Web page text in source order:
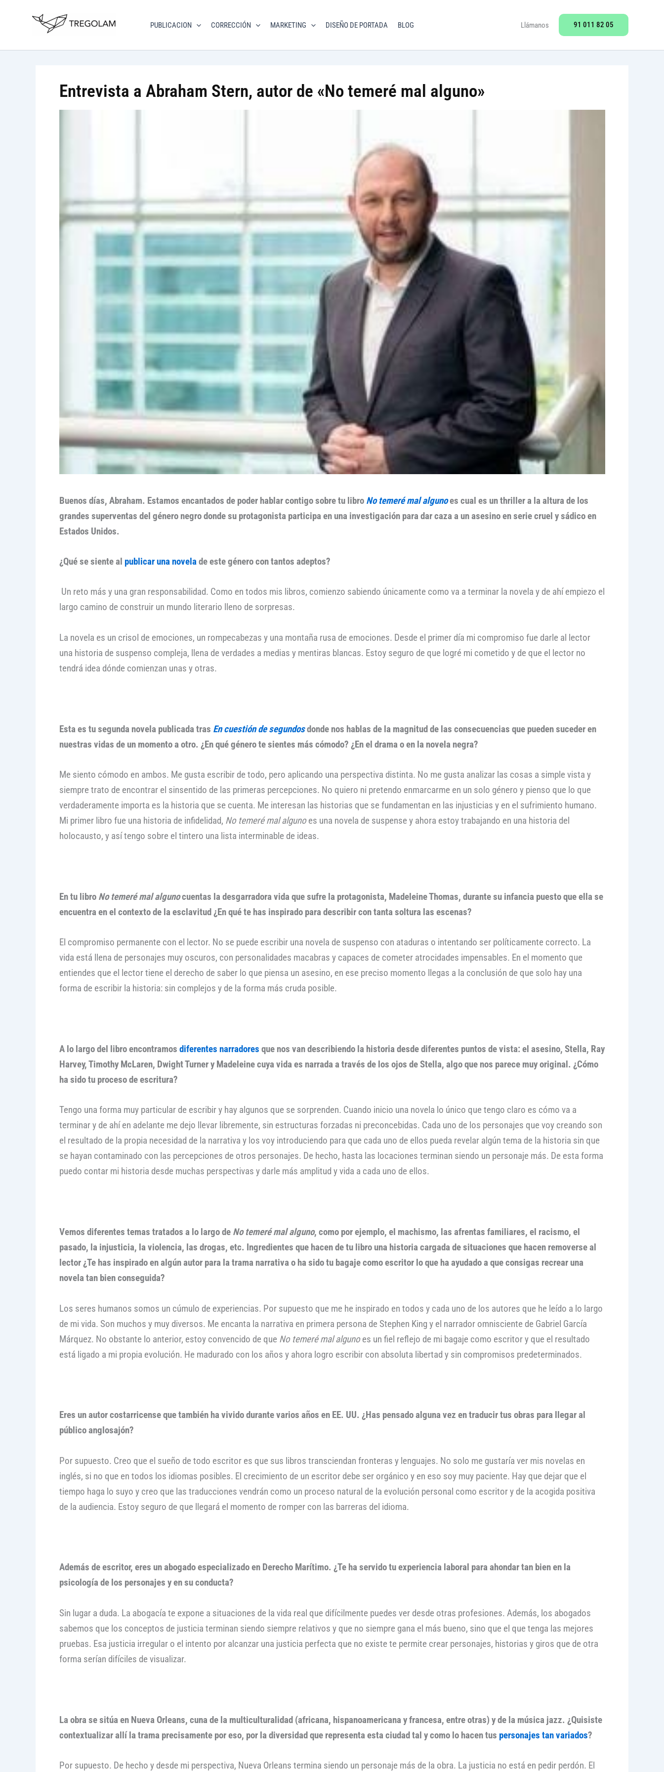
Visitar tregolam.com
PUBLICACION CORRECCIÓN MARKETING DISEÑO DE PORTADA BLOG Llámanos 91 011 82 05
Entrevista a Abraham Stern, autor de «No temeré mal alguno»
Buenos días, Abraham. Estamos encantados de poder hablar contigo sobre tu libro No temeré mal algunoes cual es un thriller a la altura de los
grandes superventas del género negro donde su protagonista participa en una investigación para dar caza a un asesino en serie cruel y sádico en
Estados Unidos.
¿Qué se siente al publicar una novelade este género con tantos adeptos?
Un reto más y una gran responsabilidad. Como en todos mis libros, comienzo sabiendo únicamente como va a terminar la novela y de ahí empiezo el
largo camino de construir un mundo literario lleno de sorpresas.
La novela es un crisol de emociones, un rompecabezas y una montaña rusa de emociones. Desde el primer día mi compromiso fue darle al lector
una historia de suspenso compleja, llena de verdades a medias y mentiras blancas. Estoy seguro de que logré mi cometido y de que el lector no
tendrá idea dónde comienzan unas y otras.
Esta es tu segunda novela publicada tras En cuestión de segundosdonde nos hablas de la magnitud de las consecuencias que pueden suceder en
nuestras vidas de un momento a otro. ¿En qué género te sientes más cómodo? ¿En el drama o en la novela negra?
Me siento cómodo en ambos. Me gusta escribir de todo, pero aplicando una perspectiva distinta. No me gusta analizar las cosas a simple vista y
siempre trato de encontrar el sinsentido de las primeras percepciones. No quiero ni pretendo enmarcarme en un solo género y pienso que lo que
verdaderamente importa es la historia que se cuenta. Me interesan las historias que se fundamentan en las injusticias y en el sufrimiento humano.
Mi primer libro fue una historia de infidelidad, No temeré mal algunoes una novela de suspense y ahora estoy trabajando en una historia del
holocausto, y así tengo sobre el tintero una lista interminable de ideas.
En tu libro No temeré mal algunocuentas la desgarradora vida que sufre la protagonista, Madeleine Thomas, durante su infancia puesto que ella se
encuentra en el contexto de la esclavitud ¿En qué te has inspirado para describir con tanta soltura las escenas?
El compromiso permanente con el lector. No se puede escribir una novela de suspenso con ataduras o intentando ser políticamente correcto. La
vida está llena de personajes muy oscuros, con personalidades macabras y capaces de cometer atrocidades impensables. En el momento que
entiendes que el lector tiene el derecho de saber lo que piensa un asesino, en ese preciso momento llegas a la conclusión de que solo hay una
forma de escribir la historia: sin complejos y de la forma más cruda posible.
A lo largo del libro encontramos diferentes narradores que nos van describiendo la historia desde diferentes puntos de vista: el asesino, Stella, Ray
Harvey,Timothy McLaren, Dwight Turnery Madeleine cuya vida es narrada a través de los ojos de Stella, algo que nos parece muy original. ¿Cómo
ha sido tu proceso de escritura?
Tengo una forma muy particular de escribir y hay algunos que se sorprenden. Cuando inicio una novela lo único que tengo claro es cómo va a
terminar y de ahí en adelante me dejo llevar libremente, sin estructuras forzadas ni preconcebidas. Cada uno de los personajes que voy creando son
el resultado de la propia necesidad de la narrativa y los voy introduciendo para que cada uno de ellos pueda revelar algún tema de la historia sin que
se hayan contaminado con las percepciones de otros personajes. De hecho, hasta las locaciones terminan siendo un personaje más. De esta forma
puedo contar mi historia desde muchas perspectivas y darle más amplitud y vida a cada uno de ellos.
Vemos diferentes temas tratados a lo largo de No temeré mal alguno, como por ejemplo, el machismo, las afrentas familiares, el racismo, el
pasado, la injusticia, la violencia, las drogas, etc. Ingredientes que hacen de tu libro una historia cargada de situaciones que hacen removerse al
lector ¿Te has inspirado en algún autor para la trama narrativa o ha sido tu bagaje como escritor lo que ha ayudado a que consigas recrear una
novela tan bien conseguida?
Los seres humanos somos un cúmulo de experiencias. Por supuesto que me he inspirado en todos y cada uno de los autores que he leído a lo largo
de mi vida. Son muchos y muy diversos. Me encanta la narrativa en primera persona de Stephen King y el narrador omnisciente de Gabriel García
Márquez. No obstante lo anterior, estoy convencido de que No temeré mal algunoes un fiel reflejo de mi bagaje como escritor y que el resultado
está ligado a mi propia evolución. He madurado con los años y ahora logro escribir con absoluta libertad y sin compromisos predeterminados.
Eres un autor costarricense que también ha vivido durante varios años en EE. UU. ¿Has pensado alguna vez en traducir tus obras para llegar al
público anglosajón?
Por supuesto. Creo que el sueño de todo escritor es que sus libros transciendan fronteras y lenguajes. No solo me gustaría ver mis novelas en
inglés, si no que en todos los idiomas posibles. El crecimiento de un escritor debe ser orgánico y en eso soy muy paciente. Hay que dejar que el
tiempo haga lo suyo y creo que las traducciones vendrán como un proceso natural de la evolución personal como escritor y de la acogida positiva
de la audiencia. Estoy seguro de que llegará el momento de romper con las barreras del idioma.
Además de escritor, eres un abogado especializado en Derecho Marítimo. ¿Te ha servido tu experiencia laboral para ahondar tan bien en la
psicología de los personajes y en su conducta?
Sin lugar a duda. La abogacía te expone a situaciones de la vida real que difícilmente puedes ver desde otras profesiones. Además, los abogados
sabemos que los conceptos de justicia terminan siendo siempre relativos y que no siempre gana el más bueno, sino que el que tenga las mejores
pruebas. Esa justicia irregular o el intento por alcanzar una justicia perfecta que no existe te permite crear personajes, historias y giros que de otra
forma serían difíciles de visualizar.
La obra se sitúa en Nueva Orleans, cuna de la multiculturalidad (africana, hispanoamericana y francesa, entre otras) y de la música jazz. ¿Quisiste
contextualizar allí la trama precisamente por eso, por la diversidad que representa esta ciudad tal y como lo hacen tus personajes tan variados?
Por supuesto. De hecho y desde mi perspectiva, Nueva Orleans termina siendo un personaje más de la obra. La justicia no está en pedir perdón. El